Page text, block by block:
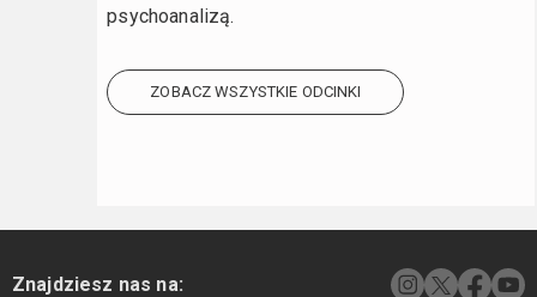
psychoanalizą.
ZOBACZ WSZYSTKIE ODCINKI
Znajdziesz nas na: